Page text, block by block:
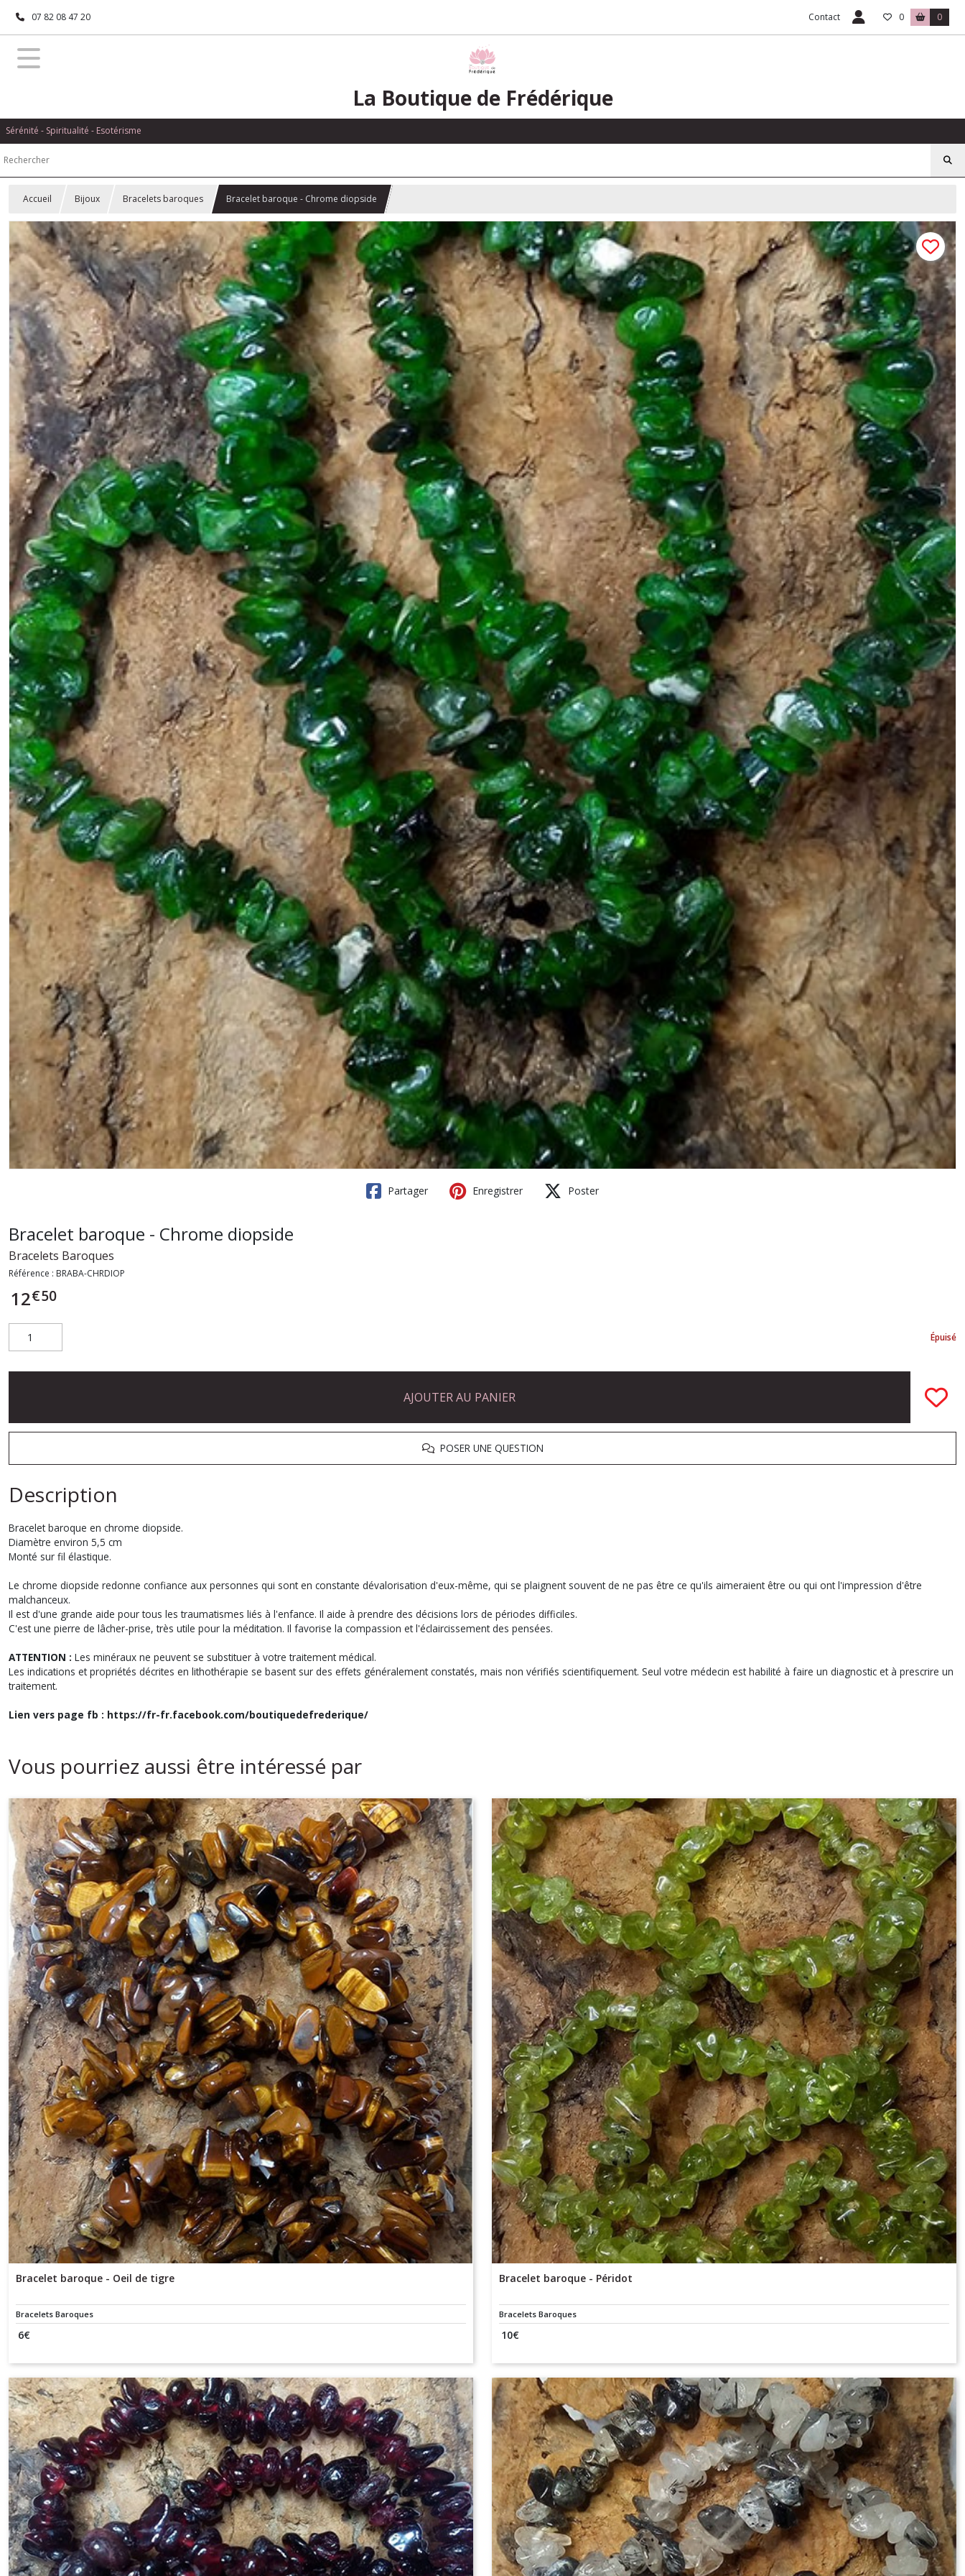
07 82 08 47 20 Contact 0 0
La Boutique de Frédérique
Sérénité - Spiritualité - Esotérisme
Accueil Bijoux Bracelets baroques Bracelet baroque - Chrome diopside
Partager Enregistrer Poster
Bracelet baroque - Chrome diopside
Bracelets Baroques
Référence : BRABA-CHRDIOP
12€50
Épuisé
AJOUTER AU PANIER
POSER UNE QUESTION
Description
Bracelet baroque en chrome diopside.
Diamètre environ 5,5 cm
Monté sur fil élastique.
Le chrome diopside redonne confiance aux personnes qui sont en constante dévalorisation d'eux-même, qui se plaignent souvent de ne pas être ce qu'ils aimeraient être ou qui ont l'impression d'être
malchanceux.
Il est d'une grande aide pour tous les traumatismes liés à l'enfance. Il aide à prendre des décisions lors de périodes difficiles.
C'est une pierre de lâcher-prise, très utile pour la méditation. Il favorise la compassion et l'éclaircissement des pensées.
ATTENTION : Les minéraux ne peuvent se substituer à votre traitement médical.
Les indications et propriétés décrites en lithothérapie se basent sur des effets généralement constatés, mais non vérifiés scientifiquement. Seul votre médecin est habilité à faire un diagnostic et à prescrire un
traitement.
Lien vers page fb : https://fr-fr.facebook.com/boutiquedefrederique/
Vous pourriez aussi être intéressé par
Bracelet baroque - Oeil de tigre
Bracelets Baroques
6€
Bracelet baroque - Péridot
Bracelets Baroques
10€